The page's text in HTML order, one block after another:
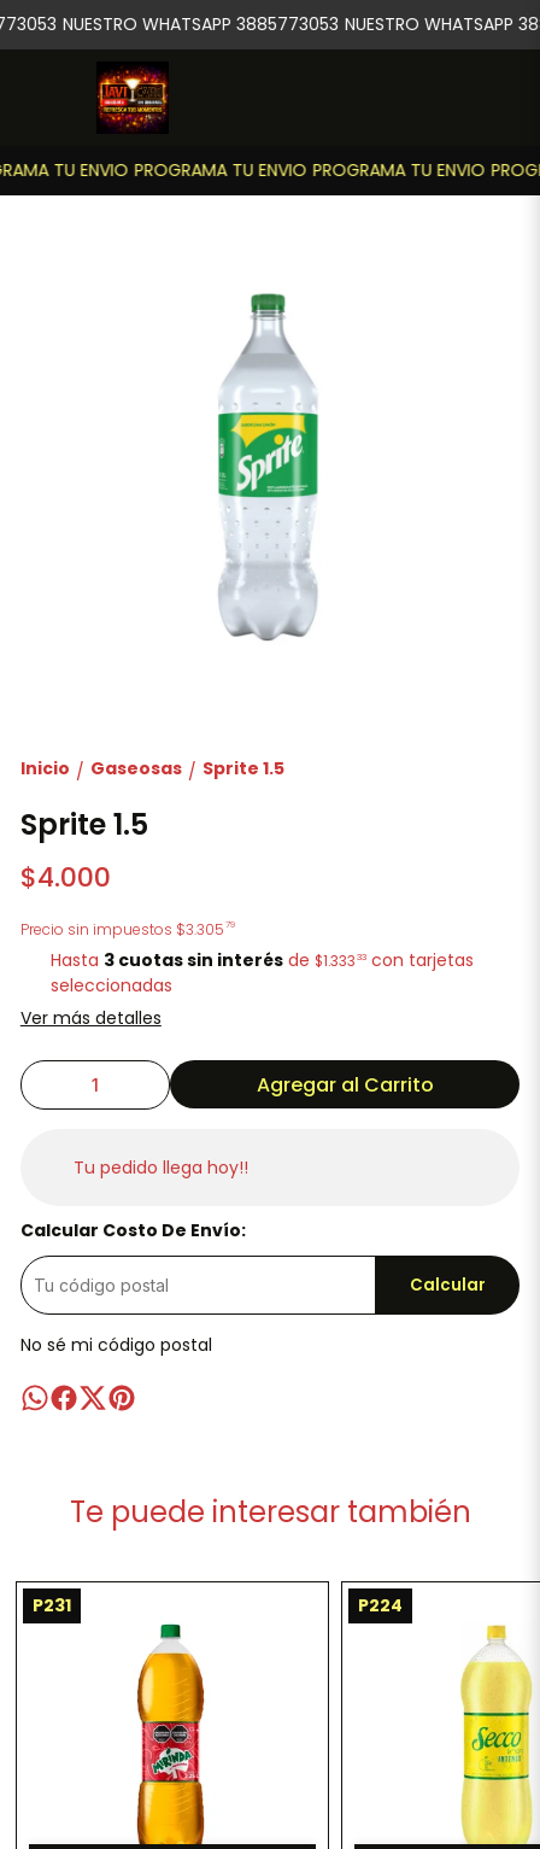
TU ENVIO PROGRAMA TU ENVIO PROGRAMA TU ENVIO
NUESTRO WHATSAPP 3885773053 NUESTRO WHATSAPP
Inicio / Gaseosas / Sprite 1.5
Sprite 1.5
$4.000
Precio sin impuestos $3.30579
Hasta 3 cuotas sin interés de $1.333 33 con tarjetas
seleccionadas
Ver más detalles
Agregar al Carrito
Tu pedido llega hoy!!
Calcular Costo De Envío:
Calcular
No sé mi código postal
Te puede interesar también
P231 P224